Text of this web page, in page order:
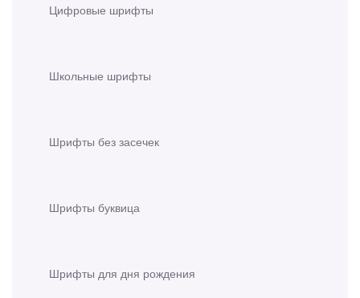
Цифровые шрифты
Школьные шрифты
Шрифты без засечек
Шрифты буквица
Шрифты для дня рождения